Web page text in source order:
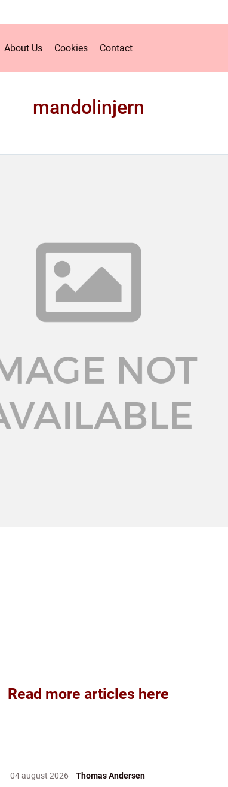
About Us Cookies Contact
mandolinjern
Read more articles here
04 august 2026 Thomas Andersen